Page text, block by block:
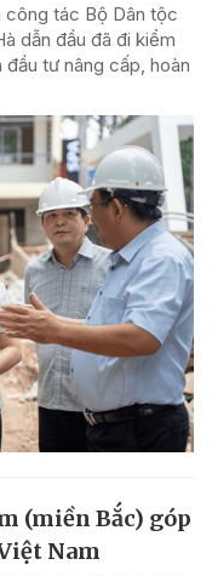
tác Bộ Dân tộc
dẫn đầu đã đi kiểm
tư nâng cấp, hoàn
(miền Bắc) góp
Nam